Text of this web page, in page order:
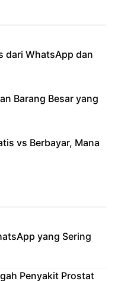
dari WhatsApp dan
Barang Besar yang
vs Berbayar, Mana
yang Sering
Penyakit Prostat